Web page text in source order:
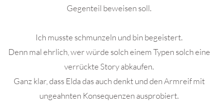
Gegenteil beweisen soll.
Ich musste schmunzeln und bin begeistert.
Denn mal ehrlich, wer würde solch einem Typen solch eine
verrückte Story abkaufen.
Ganz klar, dass Elda das auch denkt und den Armreif mit
ungeahnten Konsequenzen ausprobiert.